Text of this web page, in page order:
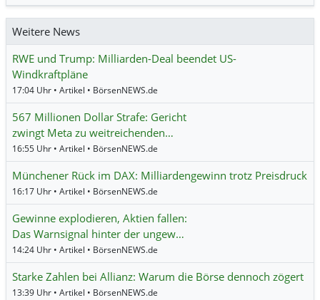
Weitere News
RWE und Trump: Milliarden-Deal beendet US-
Windkraftpläne
17:04 Uhr • Artikel • BörsenNEWS.de
567 Millionen Dollar Strafe: Gericht
zwingt Meta zu weitreichenden…
16:55 Uhr • Artikel • BörsenNEWS.de
Münchener Rück im DAX: Milliardengewinn trotz Preisdruck
16:17 Uhr • Artikel • BörsenNEWS.de
Gewinne explodieren, Aktien fallen:
Das Warnsignal hinter der ungew…
14:24 Uhr • Artikel • BörsenNEWS.de
Starke Zahlen bei Allianz: Warum die Börse dennoch zögert
13:39 Uhr • Artikel • BörsenNEWS.de